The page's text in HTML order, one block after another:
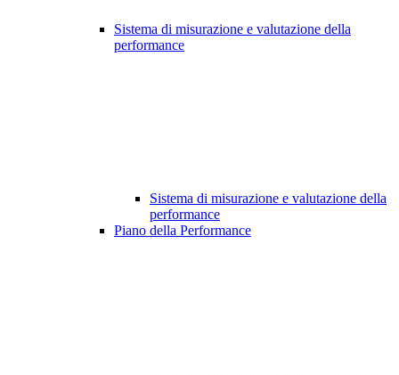
Sistema di misurazione e valutazione della
performance
Sistema di misurazione e valutazione della
performance
Piano della Performance